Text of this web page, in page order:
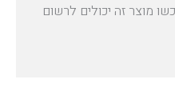
מוצר זה יכולים לרשום